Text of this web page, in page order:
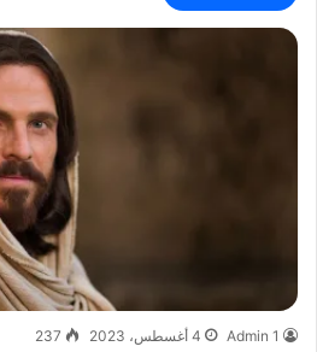
Admin 1 4 أغسطس، 2023 237